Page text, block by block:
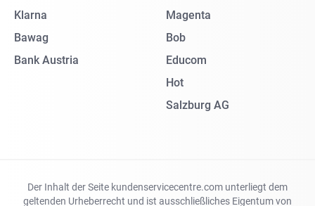
Klarna
Bawag
Bank Austria
Magenta
Bob
Educom
Hot
Salzburg AG
Der Inhalt der Seite kundenservicecentre.com unterliegt dem
geltenden Urheberrecht und ist ausschließliches Eigentum von